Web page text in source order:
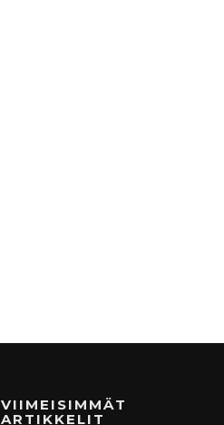
VIIMEISIMMÄT
ARTIKKELIT